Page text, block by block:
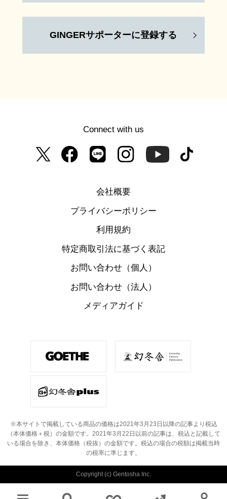
GINGERサポーターに登録する
Connect with us
会社概要
プライバシーポリシー
利用規約
特定商取引法に基づく表記
お問い合わせ（個人）
お問い合わせ（法人）
メディアガイド
※本サイトで掲載している商品の価格は2021年3月23日以降の記事より税込
（本体価格＋税）の金額です。
2021年3月22日以前の記事は、税込と記載して
いる場合を除き、本体価格（税抜）の金額です。 税込の場合の税額は掲載当時
の税率に準じます。
Copyright (c) Gentosha Inc.